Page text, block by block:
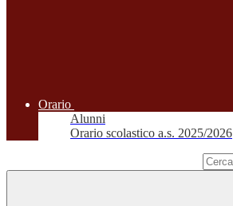
Orario
Alunni
Orario scolastico a.s. 2025/2026